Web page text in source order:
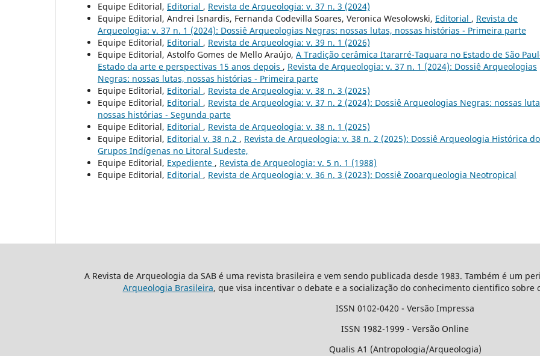
Equipe Editorial, Editorial , Revista de Arqueologia: v. 37 n. 3 (2024)
Equipe Editorial, Andrei Isnardis, Fernanda Codevilla Soares, Veronica Wesolowski, Editorial , Revista de
Arqueologia: v. 37 n. 1 (2024): Dossiê Arqueologias Negras: nossas lutas, nossas histórias - Primeira parte
Equipe Editorial, Editorial , Revista de Arqueologia: v. 39 n. 1 (2026)
Equipe Editorial, Astolfo Gomes de Mello Araújo, A Tradição cerâmica Itararré-Taquara no Estado de São
Estado da arte e perspectivas 15 anos depois , Revista de Arqueologia: v. 37 n. 1 (2024): Dossiê Arqueologias
Negras: nossas lutas, nossas histórias - Primeira parte
Equipe Editorial, Editorial , Revista de Arqueologia: v. 38 n. 3 (2025)
Equipe Editorial, Editorial , Revista de Arqueologia: v. 37 n. 2 (2024): Dossiê Arqueologias Negras: nossas
nossas histórias - Segunda parte
Equipe Editorial, Editorial , Revista de Arqueologia: v. 38 n. 1 (2025)
Equipe Editorial, Editorial v. 38 n.2 , Revista de Arqueologia: v. 38 n. 2 (2025): Dossiê Arqueologia Histórica
Grupos Indígenas no Litoral Sudeste,
Equipe Editorial, Expediente , Revista de Arqueologia: v. 5 n. 1 (1988)
Equipe Editorial, Editorial , Revista de Arqueologia: v. 36 n. 3 (2023): Dossiê Zooarqueologia Neotropical
A Revista de Arqueologia da SAB é uma revista brasileira e vem sendo publicada desde 1983. Também é um
Arqueologia Brasileira, que visa incentivar o debate e a socialização do conhecimento cientifico
ISSN 0102-0420 - Versão Impressa
ISSN 1982-1999 - Versão Online
Qualis A1 (Antropologia/Arqueologia)